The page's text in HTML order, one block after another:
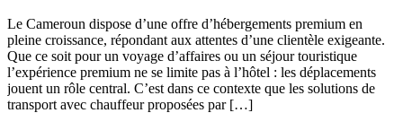
Le Cameroun dispose d’une offre d’hébergements premium en
pleine croissance, répondant aux attentes d’une clientèle exigeante.
Que ce soit pour un voyage d’affaires ou un séjour touristique
l’expérience premium ne se limite pas à l’hôtel : les déplacements
jouent un rôle central. C’est dans ce contexte que les solutions de
transport avec chauffeur proposées par […]